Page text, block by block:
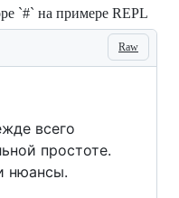
`#` на примере REPL
Raw
всего
простоте.
нюансы.